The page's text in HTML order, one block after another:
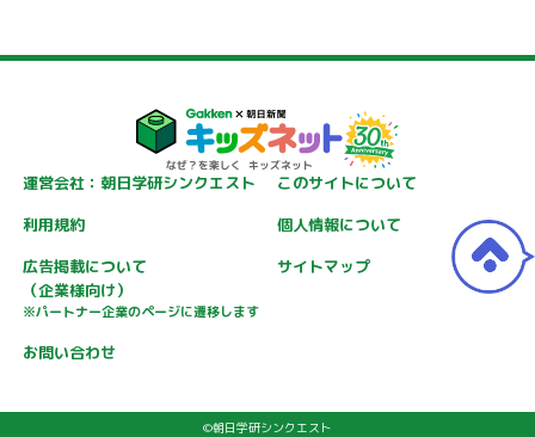
運営会社：朝日学研シンクエスト
このサイトについて
利用規約
個人情報について
広告掲載について
（企業様向け）
※パートナー企業のページに遷移します
サイトマップ
お問い合わせ
©朝日学研シンクエスト